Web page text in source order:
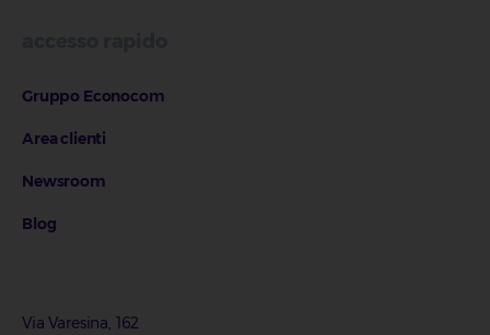
Gruppo Econocom
Area clienti
Newsroom
Blog
Via Varesina, 162